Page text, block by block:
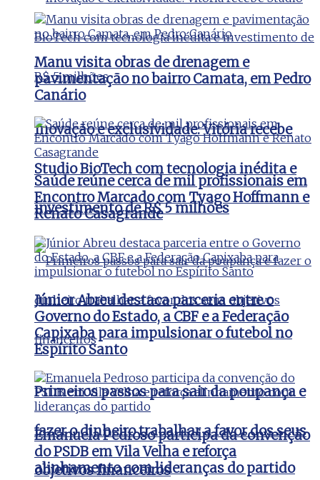
Inovação e exclusividade: Vitória recebe
Studio BioTech com tecnologia inédita e
investimento de R$ 5 milhões
Primeiros passos para sair da poupança e
fazer o dinheiro trabalhar a favor dos seus
objetivos financeiros
Manu visita obras de drenagem e
pavimentação no bairro Camata, em Pedro
Canário
Saúde reúne cerca de mil profissionais em
Encontro Marcado com Tyago Hoffmann e
Renato Casagrande
Júnior Abreu destaca parceria entre o
Governo do Estado, a CBF e a Federação
Capixaba para impulsionar o futebol no
Espírito Santo
Emanuela Pedroso participa da convenção
do PSDB em Vila Velha e reforça
alinhamento com lideranças do partido